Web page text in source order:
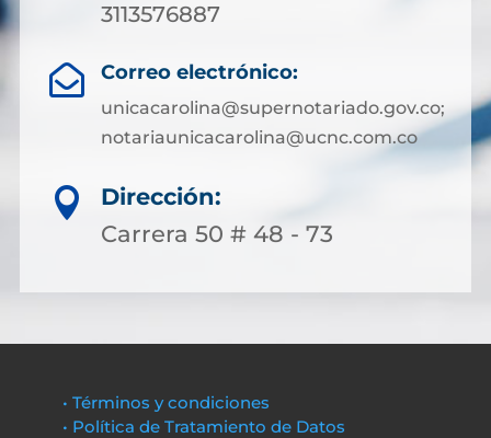
3113576887
 Correo electrónico:
unicacarolina@supernotariado.gov.co;
notariaunicacarolina@ucnc.com.co

Dirección:
Carrera 50 # 48 - 73
• Términos y condiciones
• Política de Tratamiento de Datos